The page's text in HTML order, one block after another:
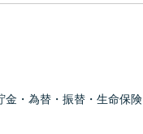
金・為替・振替・生命保険